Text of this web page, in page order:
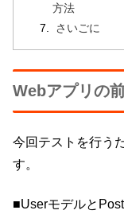
方法
さいごに
Webアプリの
今回テストを行う
す。
■Userモデルと